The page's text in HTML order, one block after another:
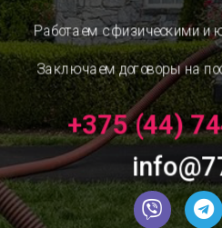
Работаем с физическими и
Заключаем договоры на
+375 (44)